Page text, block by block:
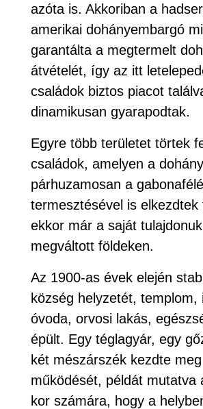
azóta is. Akkoriban a
amerikai dohányembargó
garantálta a megtermelt
átvételét, így az itt
családok biztos piacot
dinamikusan gyarapodtak.
Egyre több területet törtek
családok, amelyen a
párhuzamosan a
termesztésével is elkezdtek
ekkor már a saját
megváltott földeken.
Az 1900-as évek elején
község helyzetét, templom,
óvoda, orvosi lakás,
épült. Egy téglagyár, egy
két mészárszék kezdte meg
működését, példát mutatva
kor számára, hogy a